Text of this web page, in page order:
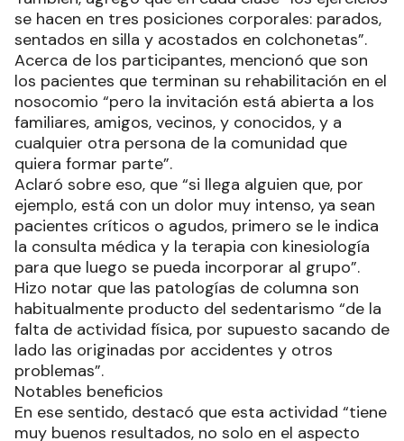
se hacen en tres posiciones corporales: parados,
sentados en silla y acostados en colchonetas”.
Acerca de los participantes, mencionó que son
los pacientes que terminan su rehabilitación en el
nosocomio “pero la invitación está abierta a los
familiares, amigos, vecinos, y conocidos, y a
cualquier otra persona de la comunidad que
quiera formar parte”.
Aclaró sobre eso, que “si llega alguien que, por
ejemplo, está con un dolor muy intenso, ya sean
pacientes críticos o agudos, primero se le indica
la consulta médica y la terapia con kinesiología
para que luego se pueda incorporar al grupo”.
Hizo notar que las patologías de columna son
habitualmente producto del sedentarismo “de la
falta de actividad física, por supuesto sacando de
lado las originadas por accidentes y otros
problemas”.
Notables beneficios
En ese sentido, destacó que esta actividad “tiene
muy buenos resultados, no solo en el aspecto